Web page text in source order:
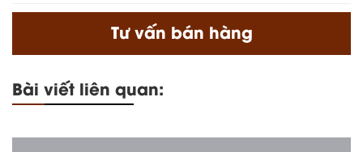
Tư vấn bán hàng
Bài viết liên quan: